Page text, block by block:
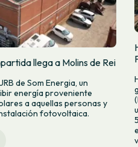
llega a Molins de Rei
de Som Energia, un
energía proveniente
a aquellas personas y
fotovoltaica.